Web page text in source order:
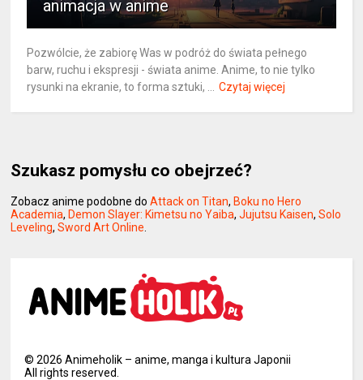
animacja w anime
Pozwólcie, że zabiorę Was w podróż do świata pełnego
barw, ruchu i ekspresji - świata anime. Anime, to nie tylko
rysunki na ekranie, to forma sztuki, ...
Czytaj więcej
Szukasz pomysłu co obejrzeć?
Zobacz anime podobne doAttack on Titan,Boku no Hero
Academia,Demon Slayer: Kimetsu no Yaiba,Jujutsu Kaisen,Solo
Leveling,Sword Art Online
©2026 Animeholik – anime, manga i kultura Japonii
All rights reserved.